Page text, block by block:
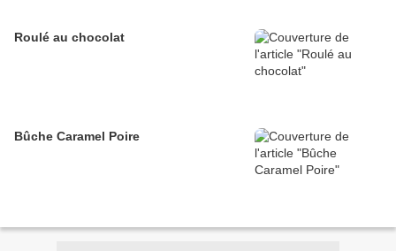
Roulé au chocolat
Bûche Caramel Poire